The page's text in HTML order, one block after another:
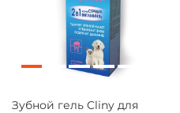
Зубной гель Cliny для